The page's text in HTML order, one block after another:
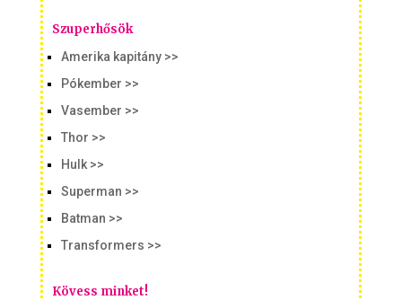
Szuperhősök
Amerika kapitány >>
Pókember >>
Vasember >>
Thor >>
Hulk >>
Superman >>
Batman >>
Transformers >>
Kövess minket!